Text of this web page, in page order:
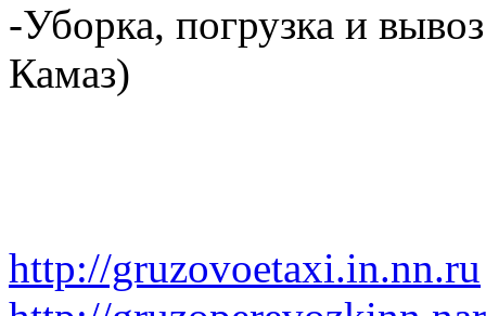
-Уборка, погрузка и
Камаз)
http://gruzovoetaxi.in.nn.ru